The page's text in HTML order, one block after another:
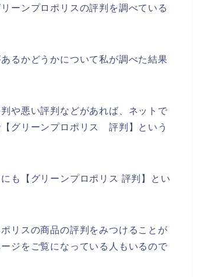
ーンプロポリスの評判を調べている
るかどうかについて私が調べた結果
や悪い評判などがあれば、ネットで
グリーンプロポリス 評判】という
も【グリーンプロポリス 評判】とい
リスの商品の評判をみつけることが
ジをご覧になっている人もいるので